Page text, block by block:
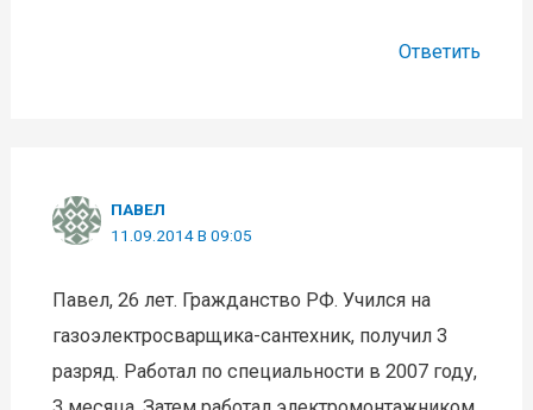
Ответить
ПАВЕЛ
11.09.2014 В 09:05
Павел, 26 лет. Гражданство РФ. Учился на
газоэлектросварщика-сантехник, получил 3
разряд. Работал по специальности в 2007 году,